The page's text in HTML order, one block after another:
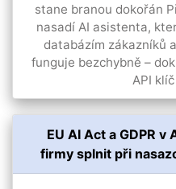
stane branou dokořán
nasadí AI asistenta,
databázím zákazníků
funguje bezchybně –
API
EU AI Act a GDPR
firmy splnit při